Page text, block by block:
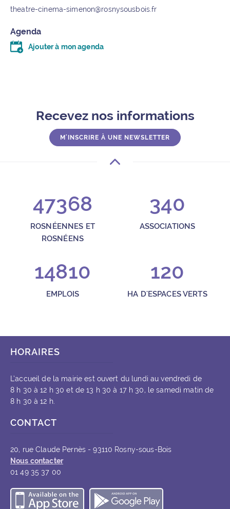
theatre-cinema-simenon@rosnysousbois.fr
Agenda
Ajouter à mon agenda
Télécharger le fichier .ics (moins d’un kilo-octet)
Recevez nos informations
M'INSCRIRE À UNE NEWSLETTER
47368
ROSNÉENNES ET
ROSNÉENS
340
ASSOCIATIONS
14810
EMPLOIS
120
HA D'ESPACES VERTS
HORAIRES
L’accueil de la mairie est ouvert du lundi au vendredi de
8 h 30 à 12 h 30 et de 13 h 30 à 17 h 30, le samedi matin de
8 h 30 à 12 h.
CONTACT
20, rue Claude Pernès - 93110 Rosny-sous-Bois
Nous contacter
01 49 35 37 00
Télécharger l’application iOS